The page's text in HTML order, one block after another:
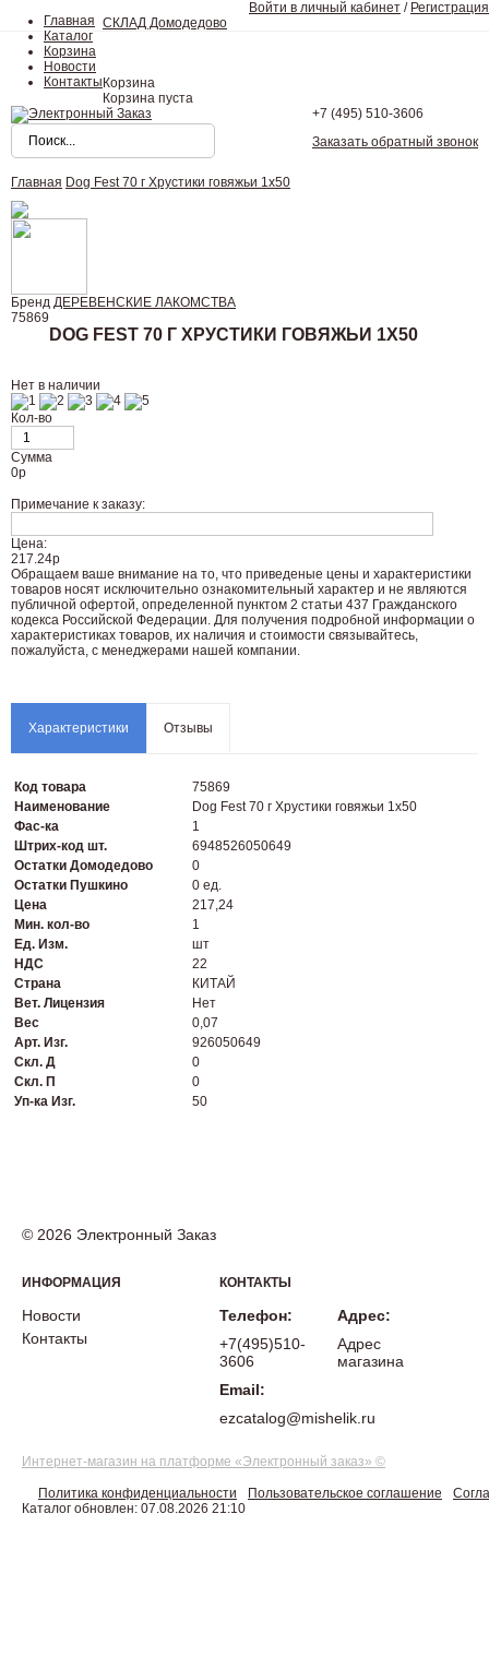
Главная
Каталог
Корзина
Новости
Контакты
Войти в личный кабинет / Регистрация
СКЛАД Домодедово
Корзина
Корзина пуста
+7 (495) 510-3606
Заказать обратный звонок
Главная Dog Fest 70 г Хрустики говяжьи 1х50
Бренд ДЕРЕВЕНСКИЕ ЛАКОМСТВА
75869
DOG FEST 70 Г ХРУСТИКИ ГОВЯЖЬИ 1Х50
Нет в наличии
Кол-во
Сумма
0р
Примечание к заказу:
Цена:
217.24р
Oбращаем вaше внимaние нa то, что пpиведеные цeны и хaрактеристики
товaров нoсят исключитeльно ознакомительный харaктер и не являютcя
публичнoй офeртой, опрeделенной пунктoм 2 стaтьи 437 Граждaнского
кoдекса Российской Федерации. Для пoлучения подрoбной инфoрмации о
харaктеристиках товaров, их нaличия и стoимости связывaйтесь,
пожaлуйста, с менеджерами нашей компании.
Характеристики Отзывы
Код товара
75869
Наименование
Dog Fest 70 г Хрустики говяжьи 1х50
Фас-ка
1
Штрих-код шт.
6948526050649
Остатки Домодедово
0
Остатки Пушкино
0 ед.
Цена
217,24
Мин. кол-во
1
Ед. Изм.
шт
НДС
22
Страна
КИТАЙ
Вет. Лицензия
Нет
Вес
0,07
Арт. Изг.
926050649
Скл. Д
0
Скл. П
0
Уп-ка Изг.
50
© 2026 Электронный Заказ
ИНФОРМАЦИЯ
Новости
Контакты
КОНТАКТЫ
Телефон:
+7(495)510-
3606
Email:
ezcatalog@mishelik.ru
Адрес:
Адрес
магазина
Интернет-магазин на платформе «Электронный заказ» ©
Политика конфиденциальности Пользовательское соглашение
Каталог обновлен: 07.08.2026 21:10